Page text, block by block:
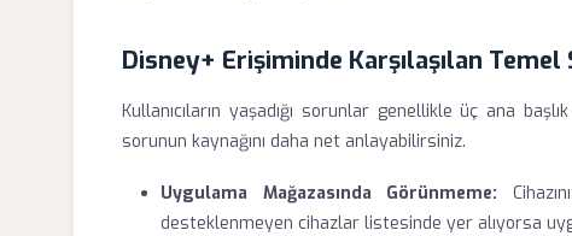
Disney+ Erişiminde Karşılaşılan
Kullanıcıların yaşadığı sorunlar genellikle üç ana
sorunun kaynağını daha net anlayabilirsiniz.
Uygulama Mağazasında Görünmeme:
desteklenmeyen cihazlar listesinde yer alıyorsa